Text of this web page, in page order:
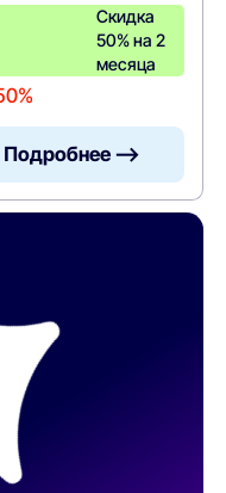
Скидка
50% на 2
месяца
Подробнее —>